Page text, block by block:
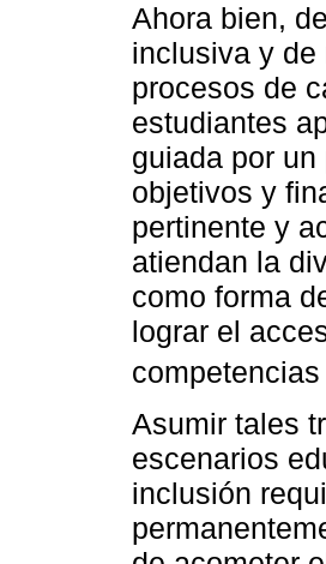
Ahora bien,
inclusiva y de
procesos de
estudiantes
guiada por
objetivos y
pertinente y
atiendan la
como forma
lograr el
Asumir tales
escenarios
inclusión